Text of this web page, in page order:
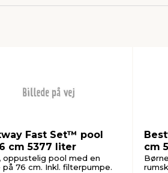
Fast Set™ pool
cm 5377 liter
oppustelig pool med en
på 76 cm. Inkl. filterpumpe.
cm